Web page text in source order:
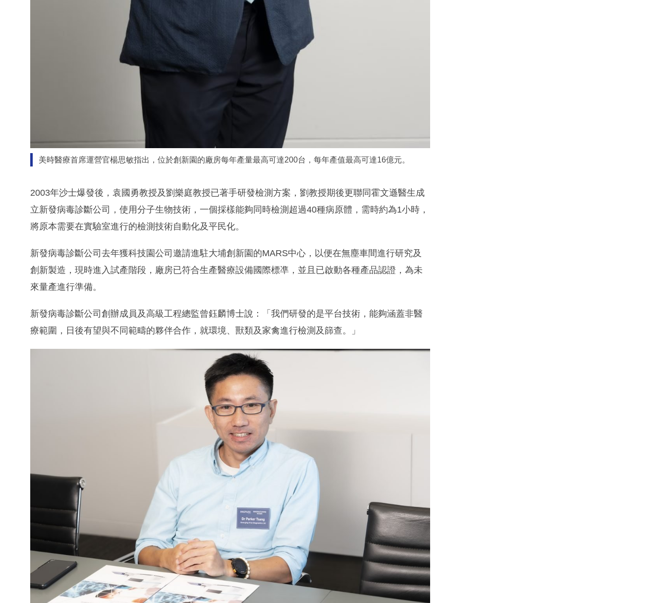
美時醫療首席運營官楊思敏指出，位於創新園的廠房每年產量最高可達200台，每年產值最高可達16億元。
2003年沙士爆發後，袁國勇教授及劉樂庭教授已著手研發檢測方案，劉教授期後更聯同霍文遜醫生成
立新發病毒診斷公司，使用分子生物技術，一個採樣能夠同時檢測超過40種病原體，需時約為1小時，
將原本需要在實驗室進行的檢測技術自動化及平民化。
新發病毒診斷公司去年獲科技園公司邀請進駐大埔創新園的MARS中心，以便在無塵車間進行研究及
創新製造，現時進入試產階段，廠房已符合生產醫療設備國際標凖，並且已啟動各種產品認證，為未
來量產進行準備。
新發病毒診斷公司創辦成員及高級工程總監曾鈺麟博士說：「我們研發的是平台技術，能夠涵蓋非醫
療範圍，日後有望與不同範疇的夥伴合作，就環境、獸類及家禽進行檢測及篩查。」